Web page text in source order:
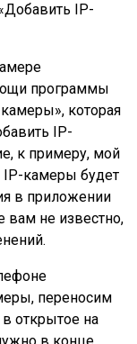
IP-
программы
которая
IP-
к примеру, мой
IP-камеры будет
в приложении
вам не известно,
переносим
открытое на